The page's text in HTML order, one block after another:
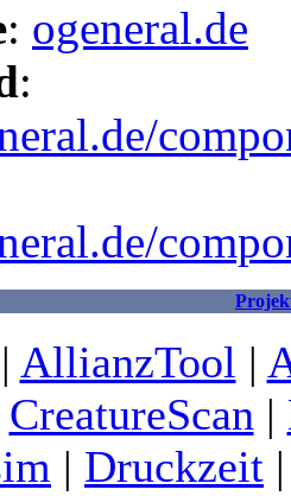
: ogeneral.de
:
AllianzTool |
CreatureScan |
| Druckzeit